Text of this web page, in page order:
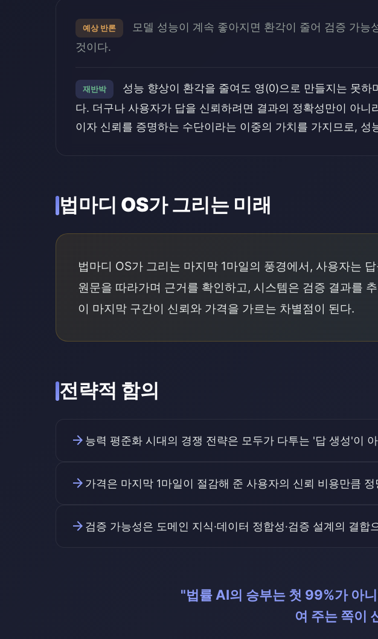
예상 반론
모델 성능이 계속 좋아지면 환각이 줄어 검증 가
것이다.
재반박
성능 향상이 환각을 줄여도 영(0)으로 만들지는 못
다. 더구나 사용자가 답을 신뢰하려면 결과의 정확성만이 아
이자 신뢰를 증명하는 수단이라는 이중의 가치를 가지므로,
법마디 OS가 그리는 미래
법마디 OS가 그리는 마지막 1마일의 풍경에서, 사용자는
원문을 따라가며 근거를 확인하고, 시스템은 검증 결과를
이 마지막 구간이 신뢰와 가격을 가르는 차별점이 된다.
전략적 함의
arrow_forward 능력 평준화 시대의 경쟁 전략은 모두가 다투는 '답 생성'이
arrow_forward 가격은 마지막 1마일이 절감해 준 사용자의 신뢰 비용만큼
arrow_forward 검증 가능성은 도메인 지식·데이터 정합성·검증 설계의 결
"법률 AI의 승부는 첫 99%가 아
여 주는 쪽이